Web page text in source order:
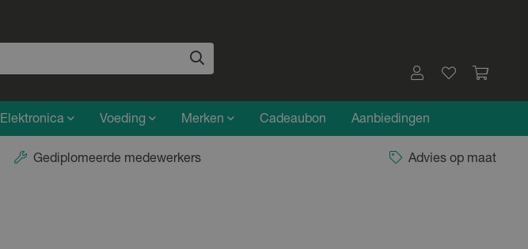
Elektronica Voeding Merken Cadeaubon Aanbiedingen
Gediplomeerde medewerkers Advies op maat